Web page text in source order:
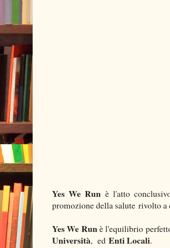
Yes We Run è l'atto
promozione della salute rivolto
Yes We Runè l'equilibrio
Università, ed Enti Locali.